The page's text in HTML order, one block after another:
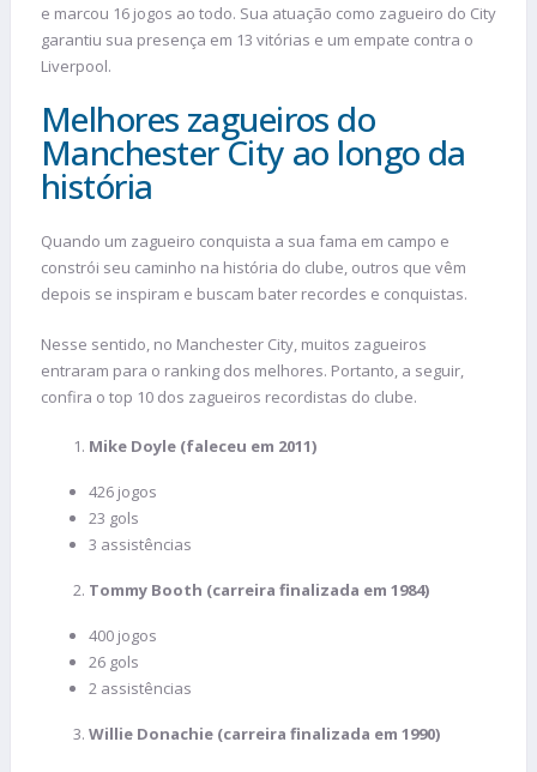
e marcou 16 jogos ao todo. Sua atuação como zagueiro do City
garantiu sua presença em 13 vitórias e um empate contra o
Liverpool.
Melhores zagueiros do
Manchester City ao longo da
história
Quando um zagueiro conquista a sua fama em campo e
constrói seu caminho na história do clube, outros que vêm
depois se inspiram e buscam bater recordes e conquistas.
Nesse sentido, no Manchester City, muitos zagueiros
entraram para o ranking dos melhores. Portanto, a seguir,
confira o top 10 dos zagueiros recordistas do clube.
Mike Doyle (faleceu em 2011)
426 jogos
23 gols
3 assistências
Tommy Booth (carreira finalizada em 1984)
400 jogos
26 gols
2 assistências
Willie Donachie (carreira finalizada em 1990)